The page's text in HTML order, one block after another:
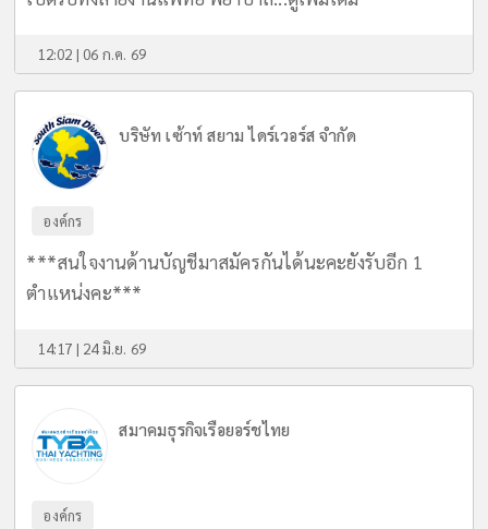
12:02 | 06 ก.ค. 69
บริษัท เซ้าท์ สยาม ไดร์เวอร์ส จำกัด
องค์กร
***สนใจงานด้านบัญชีมาสมัครกันได้นะคะยังรับอีก 1
ตำแหน่งคะ***
14:17 | 24 มิ.ย. 69
สมาคมธุรกิจเรือยอร์ชไทย
องค์กร